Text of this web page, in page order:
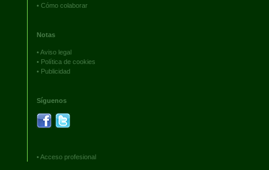
• Cómo colaborar
Notas
•Aviso legal
• Política de cookies
• Publicidad
Síguenos
•Acceso profesional